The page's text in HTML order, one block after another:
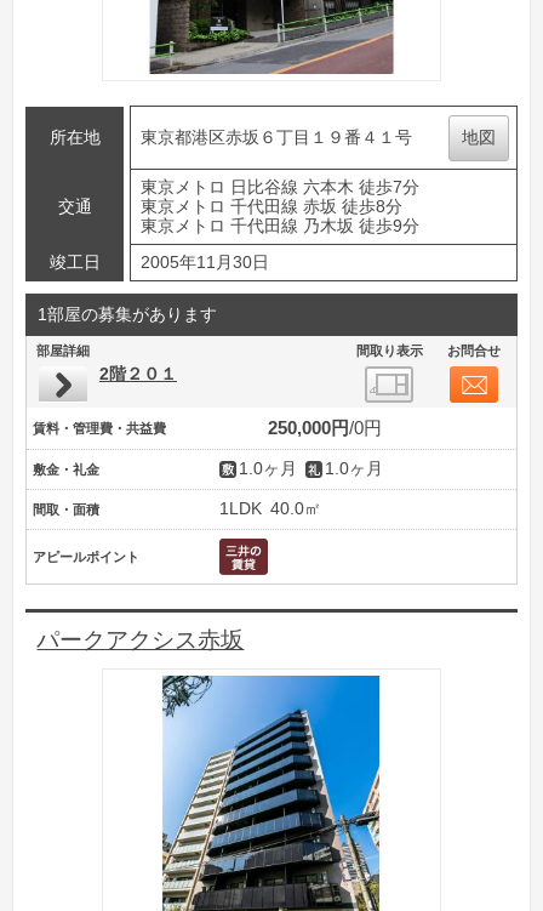
所在地 東京都港区赤坂６丁目１９番４１号 地図
交通
東京メトロ 日比谷線 六本木 徒歩7分
東京メトロ 千代田線 赤坂 徒歩8分
東京メトロ 千代田線 乃木坂 徒歩9分
竣工日
2005年11月30日
1部屋の募集があります
部屋詳細 間取り表示 お問合せ
2階２０１
賃料・管理費・共益費 250,000円 0円
敷金・礼金 1.0ヶ月 1.0ヶ月
間取・面積 1LDK 40.0㎡
アピールポイント
パークアクシス赤坂